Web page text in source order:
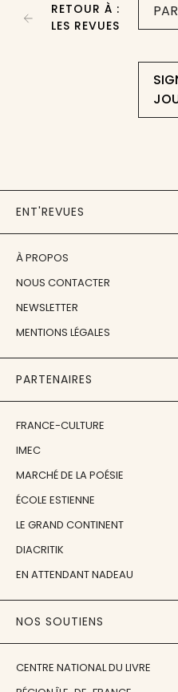
RETOUR À :
LES REVUES
ENT'REVUES
À PROPOS
NOUS CONTACTER
NEWSLETTER
MENTIONS LÉGALES
PARTENAIRES
FRANCE-CULTURE
IMEC
MARCHÉ DE LA POÉSIE
ÉCOLE ESTIENNE
LE GRAND CONTINENT
DIACRITIK
EN ATTENDANT NADEAU
NOS SOUTIENS
CENTRE NATIONAL DU LIVRE